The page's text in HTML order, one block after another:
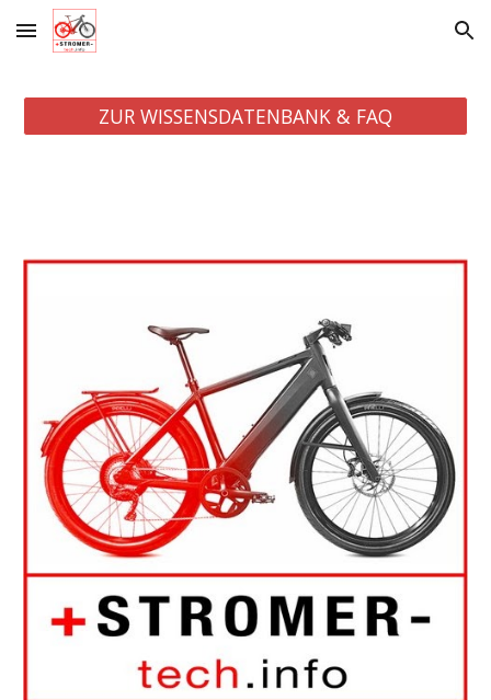
Skip to main content Skip to navigation
ZUR WISSENSDATENBANK & FAQ